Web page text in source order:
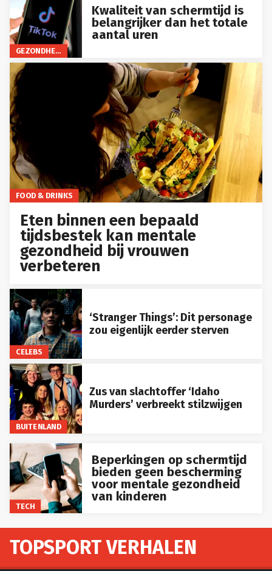
GEZONDHEID
Kwaliteit van schermtijd is
belangrijker dan het totale
aantal uren
FOOD & DRINKS
Eten binnen een bepaald
tijdsbestek kan mentale
gezondheid bij vrouwen
verbeteren
CELEBS
‘Stranger Things’: Dit personage
zou eigenlijk eerder sterven
BUITENLAND
Zus van slachtoffer ‘Idaho
Murders’ verbreekt stilzwijgen
TECH
Beperkingen op schermtijd
bieden geen bescherming
voor mentale gezondheid
van kinderen
TOPSPORT VERHALEN